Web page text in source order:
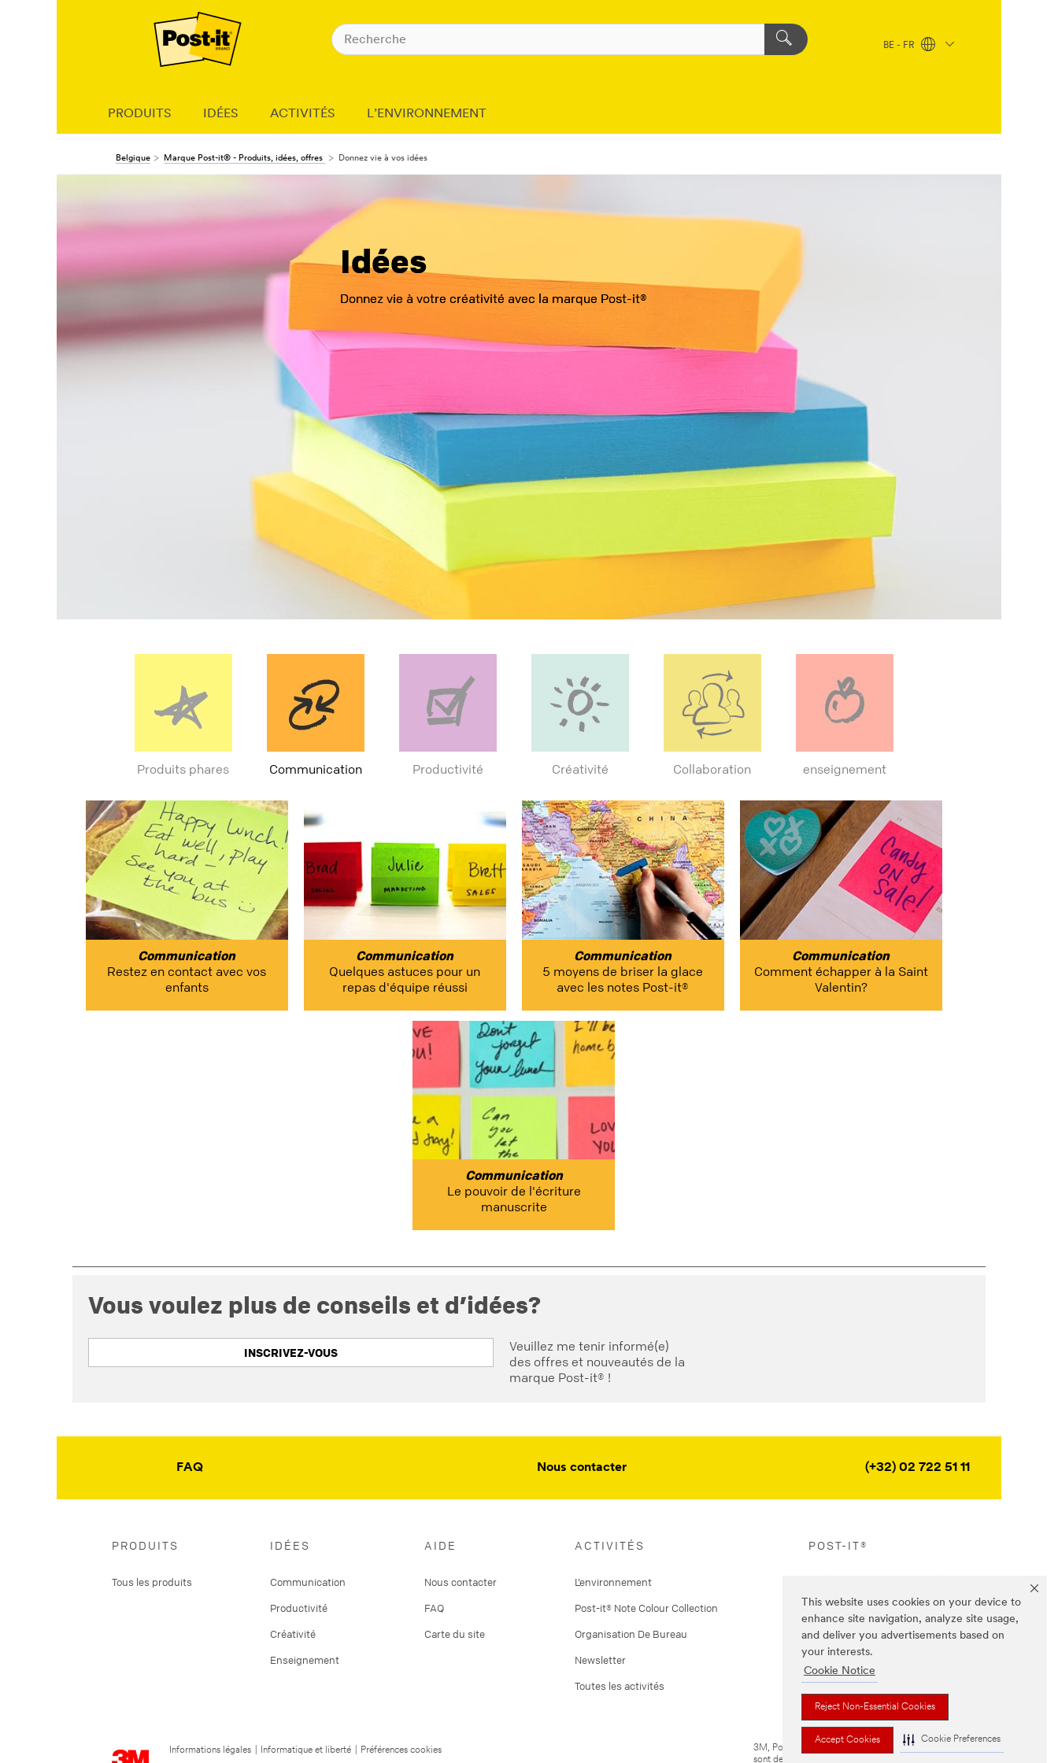
This website uses cookies on your device to
enhance site navigation, analyze site usage,
and deliver you advertisements based on
your interests.
Cookie Notice
Reject Non-Essential Cookies
Accept Cookies Cookie Preferences
BE - FR
PRODUITS IDÉES ACTIVITÉS L’ENVIRONNEMENT
Belgique Marque Post-it® - Produits, idées, offres Donnez vie à vos idées
Idées
Donnez vie à votre créativité avec la marque Post-it®
Produits phares Communication Productivité Créativité Collaboration enseignement
Communication
Restez en contact avec vos
enfants
Communication
Quelques astuces pour un
repas d'équipe réussi
Communication
5 moyens de briser la glace
avec les notes Post-it®
Communication
Comment échapper à la Saint
Valentin?
Communication
Le pouvoir de l'écriture
manuscrite
Vous voulez plus de conseils et d’idées?
INSCRIVEZ-VOUS
Veuillez me tenir informé(e)
des offres et nouveautés de la
marque Post-it® !
FAQ Nous contacter (+32) 02 722 51 11
PRODUITS
Tous les produits
IDÉES
Communication
Productivité
Créativité
Enseignement
AIDE
Nous contacter
FAQ
Carte du site
ACTIVITÉS
L’environnement
Post-it® Note Colour Collection
Organisation De Bureau
Newsletter
Toutes les activités
Informations légales Informatique et liberté
Préférences cookies
POST-IT®
3M, Post-it® et la couleur Canary Yellow™
sont des marques de commerce de 3M.